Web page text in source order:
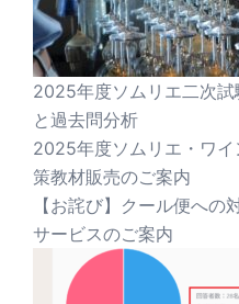
2025年度ソムリエ二次
と過去問分析
2025年度ソムリエ・ワ
策教材販売のご案内
【お詫び】クール便へ
サービスのご案内